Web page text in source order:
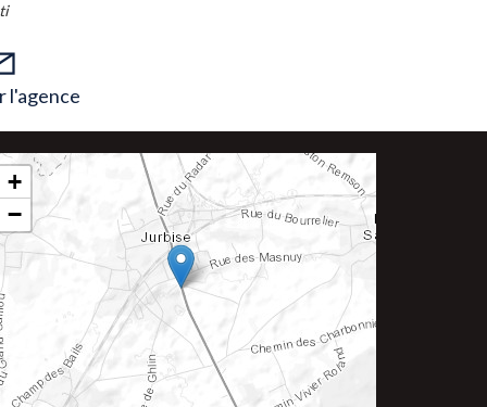
l'agence
+
−